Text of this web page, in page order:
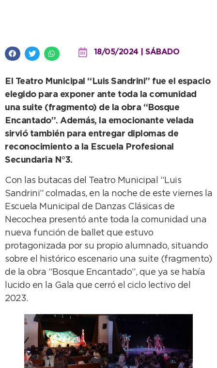
18/05/2024 | SÁBADO
El Teatro Municipal “Luis Sandrini” fue el espacio
elegido para exponer ante toda la comunidad
una suite (fragmento) de la obra “Bosque
Encantado”. Además, la emocionante velada
sirvió también para entregar diplomas de
reconocimiento a la Escuela Profesional
Secundaria N°3.
Con las butacas del Teatro Municipal “Luis
Sandrini” colmadas, en la noche de este viernes la
Escuela Municipal de Danzas Clásicas de
Necochea presentó ante toda la comunidad una
nueva función de ballet que estuvo
protagonizada por su propio alumnado, situando
sobre el histórico escenario una suite (fragmento)
de la obra “Bosque Encantado”, que ya se había
lucido en la Gala que cerró el ciclo lectivo del
2023.